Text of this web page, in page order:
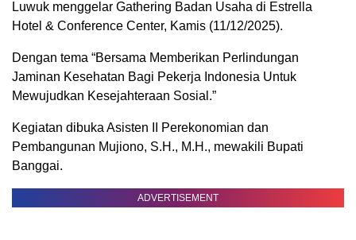
Luwuk menggelar Gathering Badan Usaha di Estrella
Hotel & Conference Center, Kamis (11/12/2025).
Dengan tema “Bersama Memberikan Perlindungan
Jaminan Kesehatan Bagi Pekerja Indonesia Untuk
Mewujudkan Kesejahteraan Sosial.”
Kegiatan dibuka Asisten II Perekonomian dan
Pembangunan Mujiono, S.H., M.H., mewakili Bupati
Banggai.
ADVERTISEMENT